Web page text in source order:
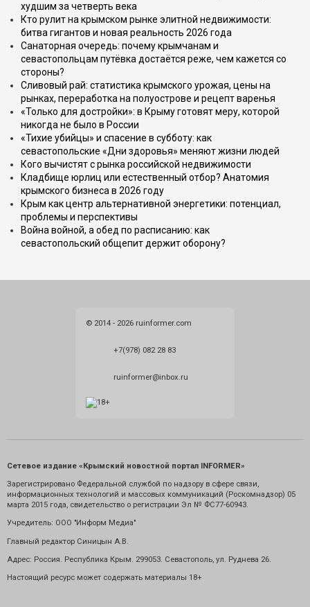
худшим за четверть века
Кто рулит на крымском рынке элитной недвижимости:
битва гигантов и новая реальность 2026 года
Санаторная очередь: почему крымчанам и
севастопольцам путёвка достаётся реже, чем кажется со
стороны?
Сливовый рай: статистика крымского урожая, цены на
рынках, переработка на полуострове и рецепт варенья
«Только для достройки»: в Крыму готовят меру, которой
никогда не было в России
«Тихие убийцы» и спасение в субботу: как
севастопольские «Дни здоровья» меняют жизни людей
Кого вычистят с рынка российской недвижимости
Кладбище юрлиц или естественный отбор? Анатомия
крымского бизнеса в 2026 году
Крым как центр альтернативной энергетики: потенциал,
проблемы и перспективы
Война войной, а обед по расписанию: как
севастопольский общепит держит оборону?
© 2014 - 2026 ruinformer.com
+7(978) 082 28 83
ruinformer@inbox.ru
Сетевое издание «Крымский новостной портал INFORMER»
Зарегистрировано Федеральной службой по надзору в сфере связи,
информационных технологий и массовых коммуникаций (Роскомнадзор) 05
марта 2015 года, свидетельство о регистрации Эл № ФС77-60943.
Учредитель: ООО "Информ Медиа"
Главный редактор Синицын А.В.
Адрес: Россия. Республика Крым. 299053. Севастополь, ул. Руднева 26.
Настоящий ресурс может содержать материалы 18+